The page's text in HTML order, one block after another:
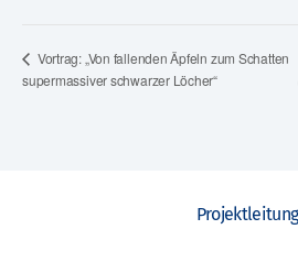
Vortrag: „Von fallenden Äpfeln zum Schatten
supermassiver schwarzer Löcher“
Projektleitung